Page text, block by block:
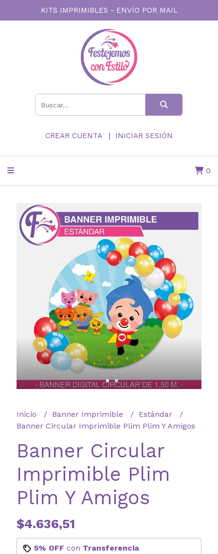
KITS IMPRIMIBLES - ENVÍO POR MAIL
CREAR CUENTA INICIAR SESIÓN
0
Inicio Banner Imprimible
Estándar
Banner Circular Imprimible Plim Plim Y Amigos
Banner Circular
Imprimible Plim
Plim Y Amigos
$4.636,51
5% OFF con Transferencia